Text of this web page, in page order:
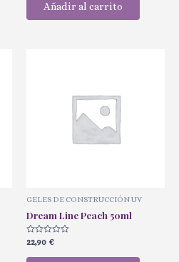
Añadir al carrito
GELES DE CONSTRUCCIÓN UV
Dream Line Peach 50ml
Valorado
con
0
22,90 €